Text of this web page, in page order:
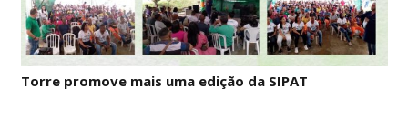
Torre promove mais uma edição da SIPAT